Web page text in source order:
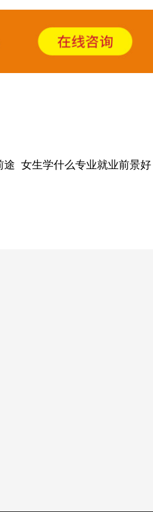
途 女生学什么专业就业前景好